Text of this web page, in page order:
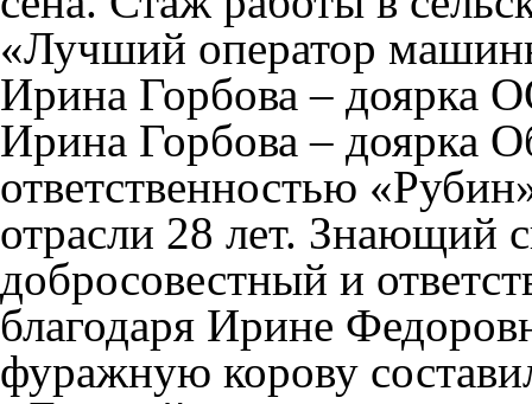
«Лучший оператор
Ирина Горбова – доярка
Ирина Горбова – доярка
ответственностью
отрасли 28 лет. Знающий
добросовестный и
благодаря Ирине
фуражную корову